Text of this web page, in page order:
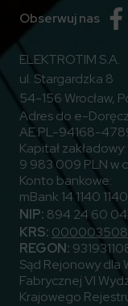
Obserwuj nas
ELEKTROTIM S.A.
ul. Stargardzka 8
54-156 Wrocław,
Adres do e-
AE:PL-94168-
Kapitał zakładowy:
9 983 009 PLN w
Konto bankowe:
mBank 14 1140
NIP: 894 24 60
KRS:
REGON:
Sąd Rejonowy dla
Fabrycznej VI
Krajowego